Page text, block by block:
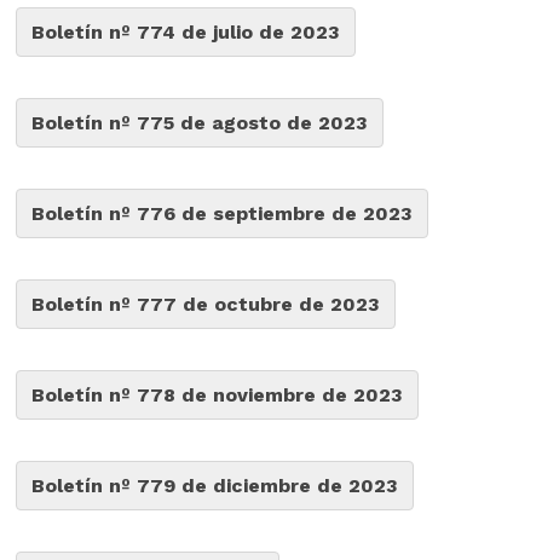
Boletín nº 774 de julio de 2023
Boletín nº 775 de agosto de 2023
Boletín nº 776 de septiembre de 2023
Boletín nº 777 de octubre de 2023
Boletín nº 778 de noviembre de 2023
Boletín nº 779 de diciembre de 2023